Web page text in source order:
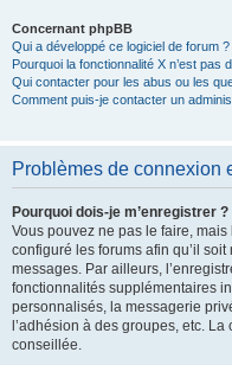
Concernant phpBB
Qui a développé ce logiciel de forum ?
Pourquoi la fonctionnalité X n’est pas
Qui contacter pour les abus ou les
Comment puis-je contacter un
Problèmes de connexion
Pourquoi dois-je m’enregistrer ?
Vous pouvez ne pas le faire,
configuré les forums afin qu’il
messages. Par ailleurs,
fonctionnalités supplémentaires
personnalisés, la messagerie
l’adhésion à des groupes, etc.
conseillée.